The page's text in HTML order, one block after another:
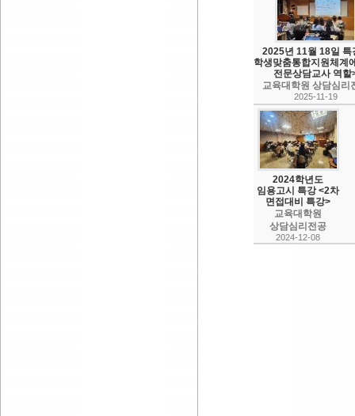
2025년 11월 18일 특
학생맞춤통합지원체계
전문상담교사 역할
교육대학원 상담심리
2025-11-19
2024학년도
임용고시 특강 <2차
면접대비 특강>
교육대학원
상담심리전공
2024-12-08